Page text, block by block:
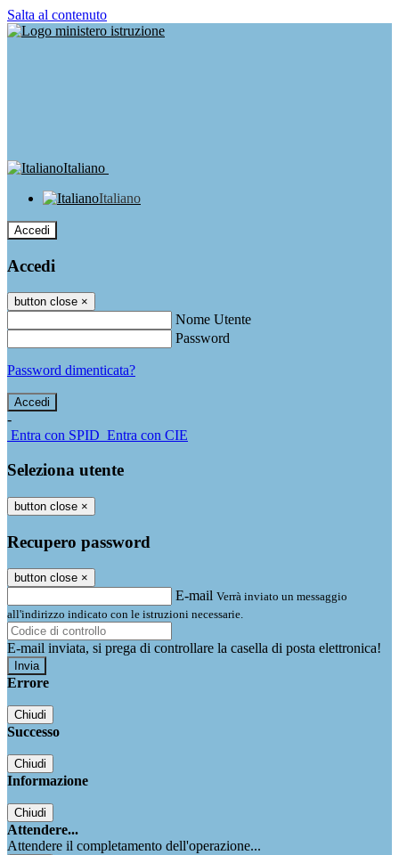
Salta al contenuto
Italiano
Italiano
Accedi
Accedi
button close ×
Nome Utente
Password
Password dimenticata?
-
Entra con SPID Entra con CIE
Seleziona utente
button close ×
Recupero password
button close ×
E-mail Verrà inviato un messaggio
all'indirizzo indicato con le istruzioni necessarie.
E-mail inviata, si prega di controllare la casella di posta elettronica!
Errore
Chiudi
Successo
Chiudi
Informazione
Chiudi
Attendere...
Attendere il completamento dell'operazione...